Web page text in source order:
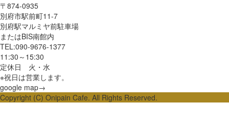
〒874-0935
別府市駅前町11-7
別府駅マルミヤ前駐車場
またはBIS南館内
TEL:090-9676-1377
11:30～15:30
定休日 火・水
※祝日は営業します。
google map→
Copyright (C) Onipain Cafe. All Rights Reserved.